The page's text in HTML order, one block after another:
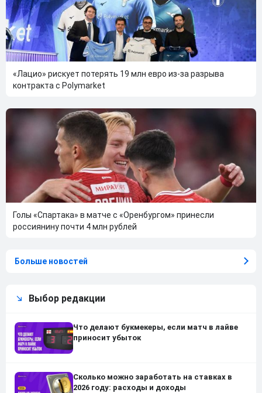
«Лацио» рискует потерять 19 млн евро из-за разрыва
контракта с Polymarket
Голы «Спартака» в матче с «Оренбургом» принесли
россиянину почти 4 млн рублей
Больше новостей
Выбор редакции
Что делают букмекеры, если матч в лайве
приносит убыток
Сколько можно заработать на ставках в
2026 году: расходы и доходы